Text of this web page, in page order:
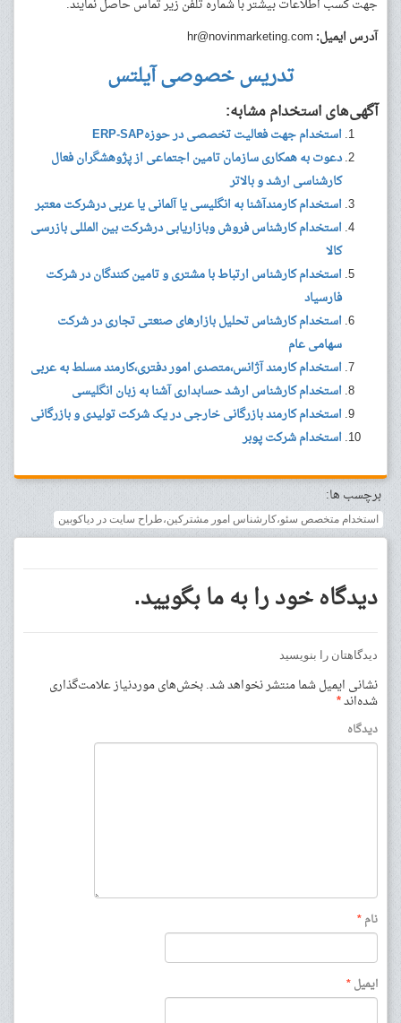
جهت کسب اطلاعات بیشتر با شماره تلفن زیر تماس حاصل نمایند.
آدرس ایمیل: hr@novinmarketing.com
تدریس خصوصی آیلتس
آگهی‌های استخدام مشابه:
استخدام جهت فعالیت تخصصی در حوزه‎ ERP-SAP
دعوت به همکاری سازمان تامین اجتماعی از پژوهشگران فعال
کارشناسی ارشد و بالاتر
استخدام کارمندآشنا به انگلیسی یا آلمانی یا عربی درشرکت معتبر
استخدام کارشناس فروش وبازاریابی درشرکت بین المللی بازرسی
کالا
استخدام کارشناس ارتباط با مشتری و تامین کنندگان در شرکت
فارسیاد
استخدام کارشناس تحلیل بازارهای صنعتی تجاری در شرکت
سهامی عام
استخدام کارمند آژانس،متصدی امور دفتری،کارمند مسلط به عربی
استخدام کارشناس ارشد حسابداری آشنا به زبان انگلیسی
استخدام کارمند بازرگانی خارجی در یک شرکت تولیدی و بازرگانی
استخدام شرکت پوبر
برچسب ها:
استخدام متخصص سئو،کارشناس امور مشترکین،طراح سایت در دیاکوبین
دیدگاه خود را به ما بگویید.
دیدگاهتان را بنویسید
نشانی ایمیل شما منتشر نخواهد شد.بخش‌های موردنیاز علامت‌گذاری
شده‌اند*
دیدگاه
نام*
ایمیل*